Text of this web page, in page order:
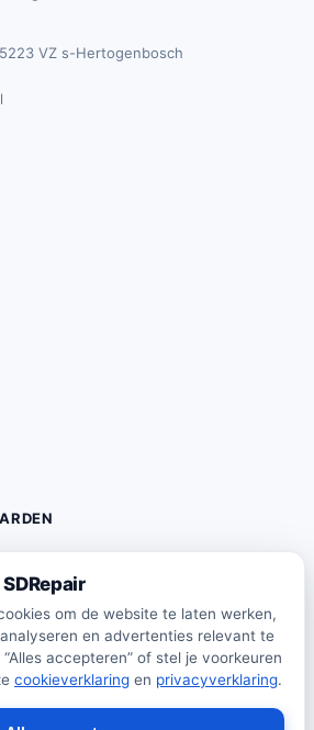
om de website te laten werken,
en advertenties relevant te
“Alles accepteren” of stel je voorkeuren
cookieverklaring en privacyverklaring.
VZ s-Hertogenbosch